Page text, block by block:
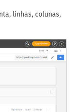
linhas, colunas,